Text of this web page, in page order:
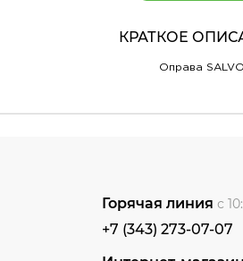
КРАТКОЕ
Оправа
Горячая линия с
+7 (343) 273-07-07